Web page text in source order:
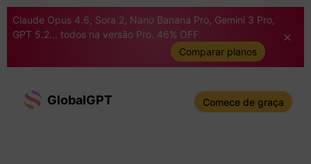
Claude Opus 4.6, Sora 2, Nano Banana Pro, Gemini 3 Pro,
GPT 5.2... todos na versão Pro. 46% OFF
Comparar planos
GlobalGPT Comece de graça